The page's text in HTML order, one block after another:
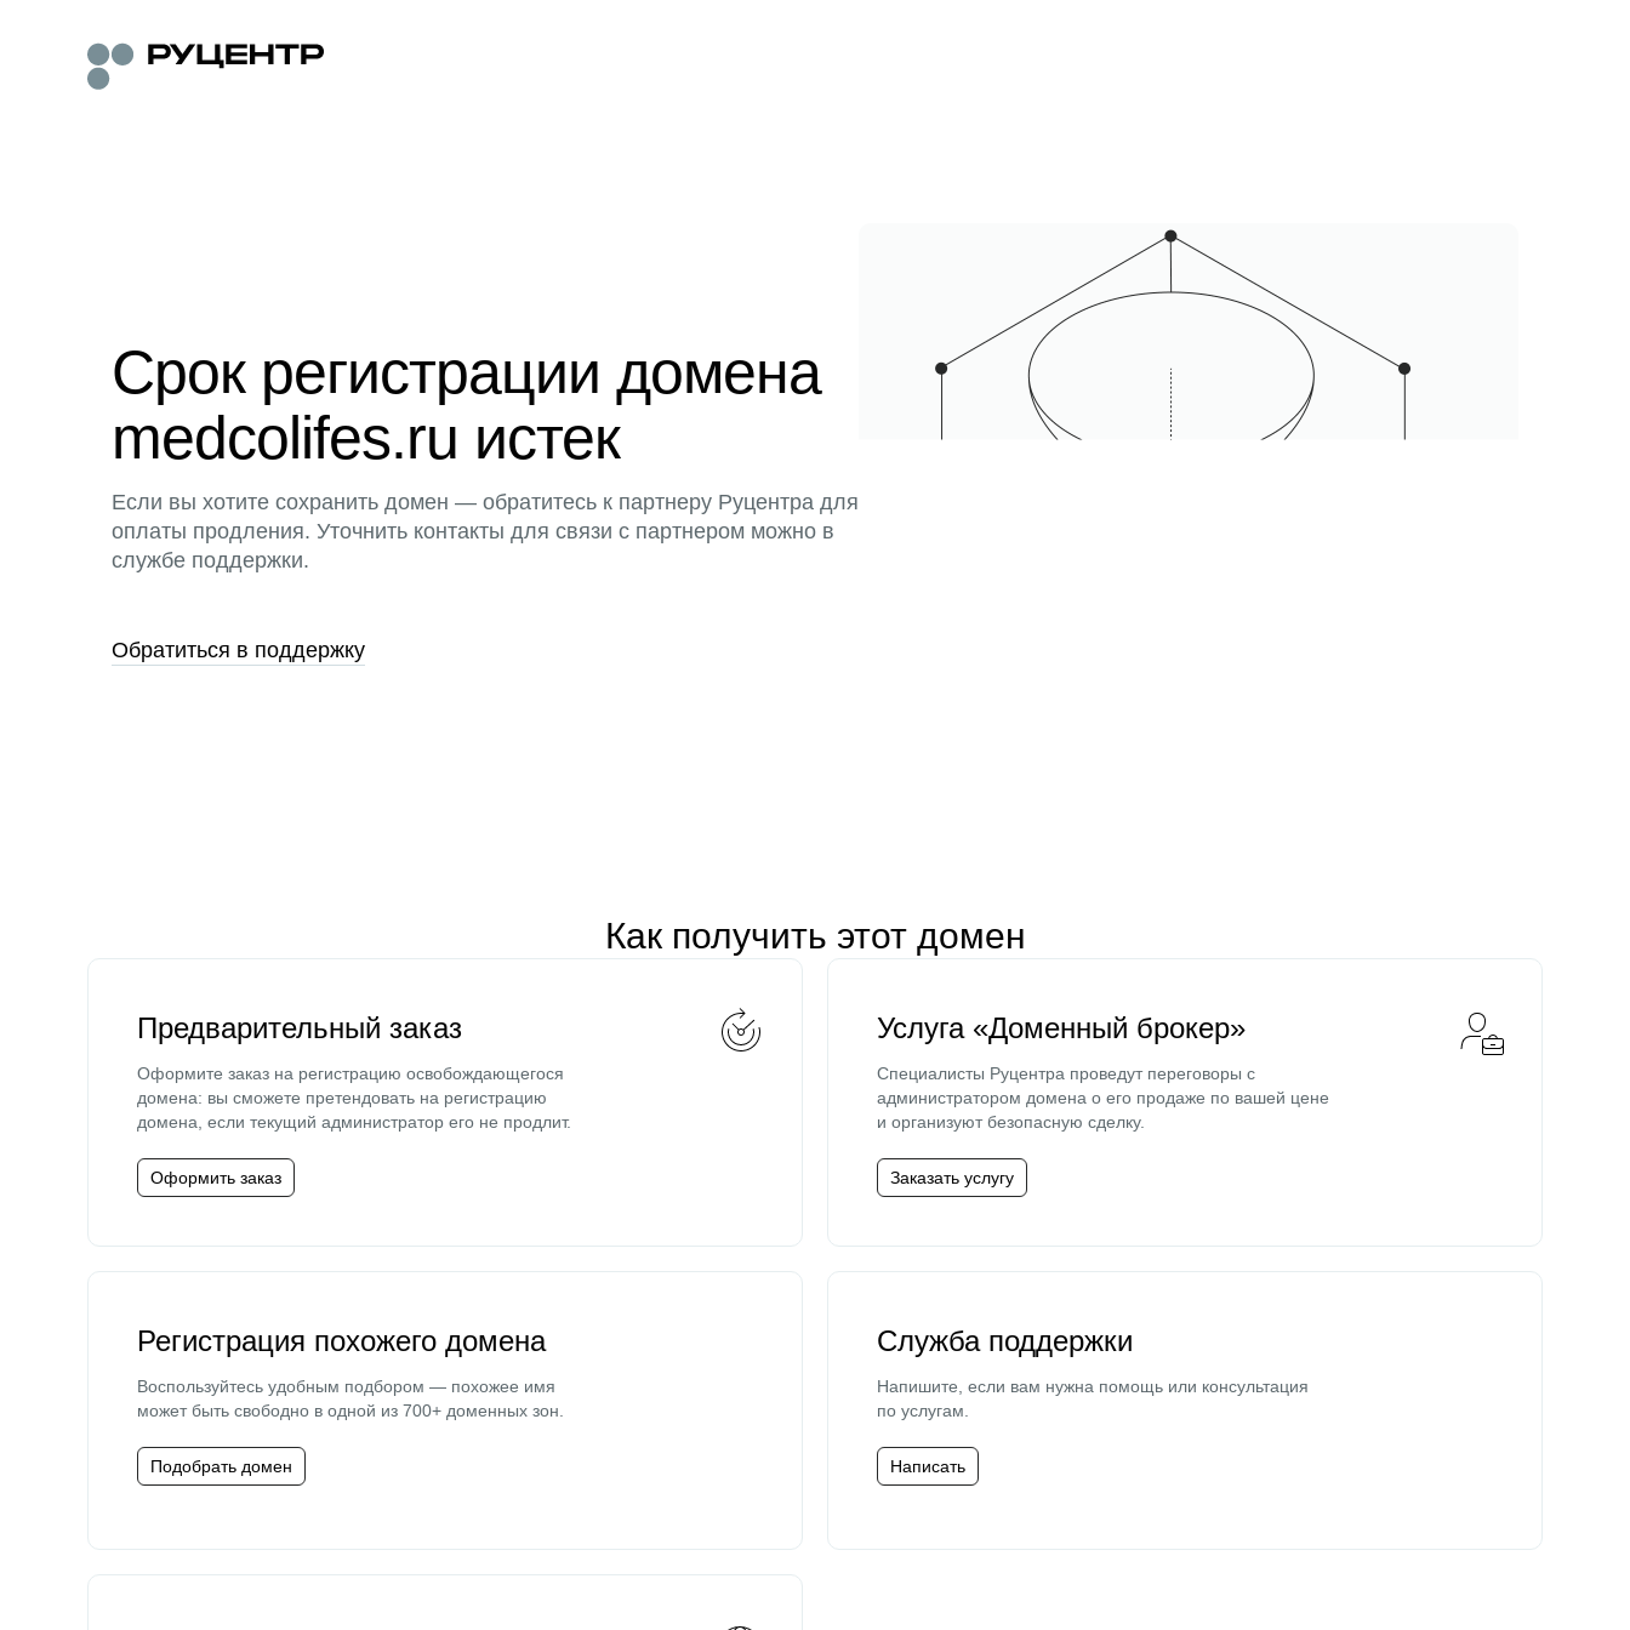
Срок регистрации домена
medcolifes.ru истек
Если вы хотите сохранить домен — обратитесь к партнеру Руцентра для
оплаты продления. Уточнить контакты для связи с партнером можно в
службе поддержки.
Обратиться в поддержку
Как получить этот домен
Предварительный заказ
Оформите заказ на регистрацию освобождающегося
домена: вы сможете претендовать на регистрацию
домена, если текущий администратор его не продлит.
Оформить заказ
Услуга «Доменный брокер»
Специалисты Руцентра проведут переговоры с
администратором домена о его продаже по вашей цене
и организуют безопасную сделку.
Заказать услугу
Регистрация похожего домена
Воспользуйтесь удобным подбором — похожее имя
может быть свободно в одной из 700+ доменных зон.
Подобрать домен
Служба поддержки
Напишите, если вам нужна помощь или консультация
по услугам.
Написать